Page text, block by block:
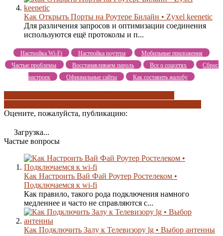
Как Открыть Порты на Роутере Билайн • Zyxel keenetic
Для различения запросов и оптимизации соединения
используются ещё протоколы и п...
Настройка Wi-Fi Настройка роутера
Мобильные приложения
Частые проблемы
Восстанавливаем пароль Все о соцсетях
Сброс
настроек
Официальные сайты Как составить жалобу
Оцените, пожалуйста, публикацию:
Загрузка...
Частые вопросы
Как Настроить Вай Фай Роутер Ростелеком •
Подключаемся к wi-fi
Как правило, такого рода подключения намного
медленнее и часто не справляются с...
Как Подключить Залу к Телевизору lg • Выбор антенны